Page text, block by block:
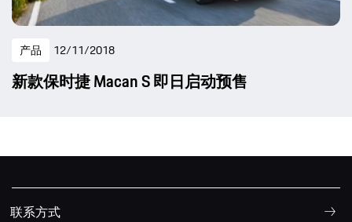
产品 12/11/2018
新款保时捷 Macan S 即日启动预售
联系方式